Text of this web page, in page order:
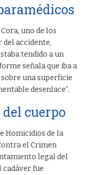
uno de los
accidente,
tendido a un
señala que iba a
una superficie
desenlace”.
cuerpo
Homicidios de la
el Crimen
legal del
fue